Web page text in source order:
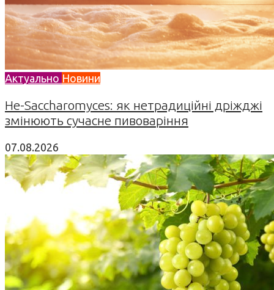
Актуально Новини
Не-Saccharomyces: як нетрадиційні дріжджі
змінюють сучасне пивоваріння
07.08.2026